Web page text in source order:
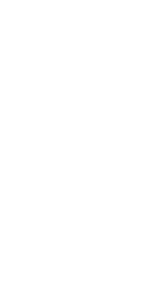
oder Zugriff auf Informationen auf einem Endgerät
reduzierter Daten zur Auswahl von Werbeanzeigen
Profilen für personalisierte Werbung
von Profilen zur Auswahl personalisierter Werbung
Werbeleistung
Performance von Inhalten
Zielgruppen durch Statistiken oder Kombinationen von